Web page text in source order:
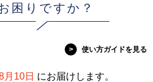
困りですか？
> 使い方ガイドを見る
月10日 にお届けします。